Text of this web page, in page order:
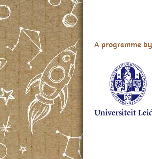
A programme by